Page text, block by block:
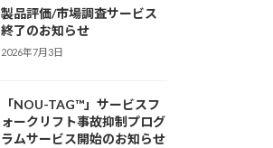
製品評価/市場調査サービス
終了のお知らせ
2026年7月3日
「NOU-TAG™」サービスフ
ォークリフト事故抑制プログ
ラムサービス開始のお知らせ